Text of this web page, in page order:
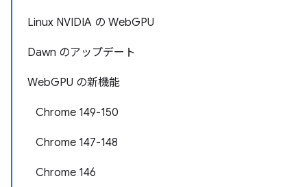
Linux NVIDIA の WebGPU
Dawn のアップデート
WebGPU の新機能
Chrome 149-150
Chrome 147-148
Chrome 146